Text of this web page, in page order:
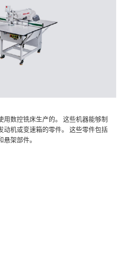
用数控铣床生产的。 这些机器能够制
动机或变速箱的零件。 这些零件包括
架部件。